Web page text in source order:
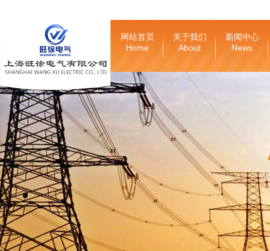
网站首页
Home
关于我们
About
新闻中心
News